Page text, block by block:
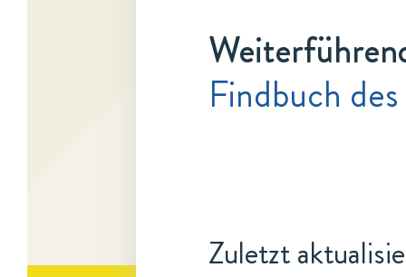
Findbuch
Zuletzt